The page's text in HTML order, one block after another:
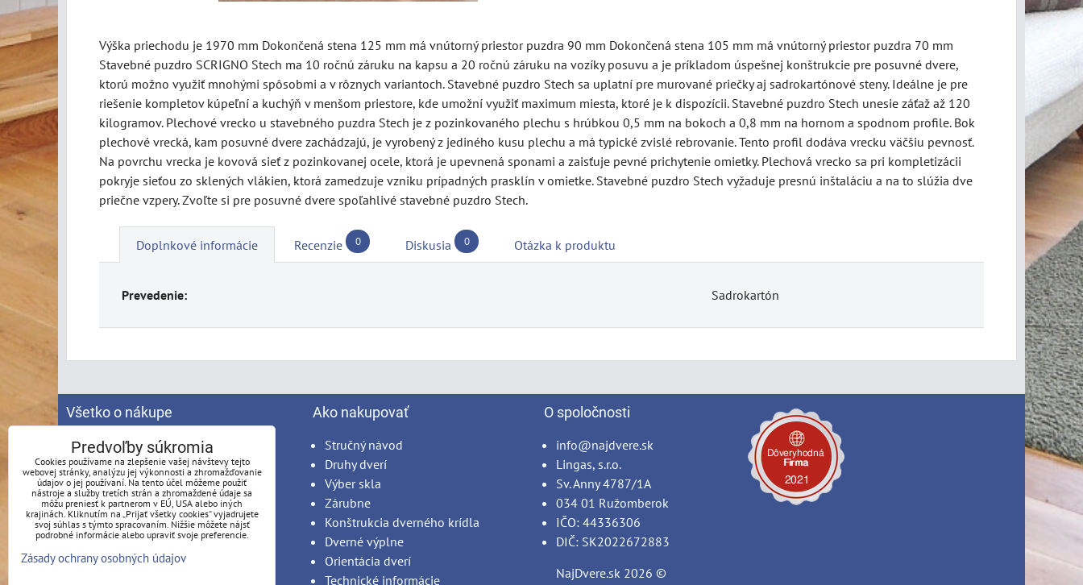
Výška priechodu je 1970 mm Dokončená stena 125 mm má vnútorný priestor puzdra 90 mm Dokončená stena 105 mm má vnútorný priestor puzdra 70 mm
Stavebné puzdro SCRIGNO Stech ma 10 ročnú záruku na kapsu a 20 ročnú záruku na vozíky posuvu a je príkladom úspešnej konštrukcie pre posuvné dvere,
ktorú možno využiť mnohými spôsobmi a v rôznych variantoch. Stavebné puzdro Stech sa uplatní pre murované priečky aj sadrokartónové steny. Ideálne je pre
riešenie kompletov kúpeľní a kuchýň v menšom priestore, kde umožní využiť maximum miesta, ktoré je k dispozícii. Stavebné puzdro Stech unesie záťaž až 120
kilogramov. Plechové vrecko u stavebného puzdra Stech je z pozinkovaného plechu s hrúbkou 0,5 mm na bokoch a 0,8 mm na hornom a spodnom profile. Bok
plechové vrecká, kam posuvné dvere zachádzajú, je vyrobený z jediného kusu plechu a má typické zvislé rebrovanie. Tento profil dodáva vrecku väčšiu pevnosť.
Na povrchu vrecka je kovová sieť z pozinkovanej ocele, ktorá je upevnená sponami a zaisťuje pevné prichytenie omietky. Plechová vrecko sa pri kompletizácii
pokryje sieťou zo sklených vlákien, ktorá zamedzuje vzniku prípadných prasklín v omietke. Stavebné puzdro Stech vyžaduje presnú inštaláciu a na to slúžia dve
priečne vzpery. Zvoľte si pre posuvné dvere spoľahlivé stavebné puzdro Stech.
Doplnkové informácie Recenzie 0 Diskusia 0 Otázka k produktu
Prevedenie: Sadrokartón
Všetko o nákupe
Spracovanie osobných údajov
Obchodné podmienky
Reklamačný poriadok
Možnosti platby
Možnosti dopravy
Produkty na mieru - podmienky
Montáž
Ako nakupovať
Stručný návod
Druhy dverí
Výber skla
Zárubne
Konštrukcia dverného krídla
Dverné výplne
Orientácia dverí
Technické informácie
O spoločnosti
info@najdvere.sk
Lingas, s.r.o.
Sv. Anny 4787/1A
034 01 Ružomberok
IČO: 44336306
DIČ: SK2022672883
NajDvere.sk 2026 ©
Predvoľby súkromia
Cookies používame na zlepšenie vašej návštevy tejto
webovej stránky, analýzu jej výkonnosti a zhromažďovanie
údajov o jej používaní. Na tento účel môžeme použiť
nástroje a služby tretích strán a zhromaždené údaje sa
môžu preniesť k partnerom v EÚ, USA alebo iných
krajinách. Kliknutím na „Prijať všetky cookies“ vyjadrujete
svoj súhlas s týmto spracovaním. Nižšie môžete nájsť
podrobné informácie alebo upraviť svoje preferencie.
Zásady ochrany osobných údajov